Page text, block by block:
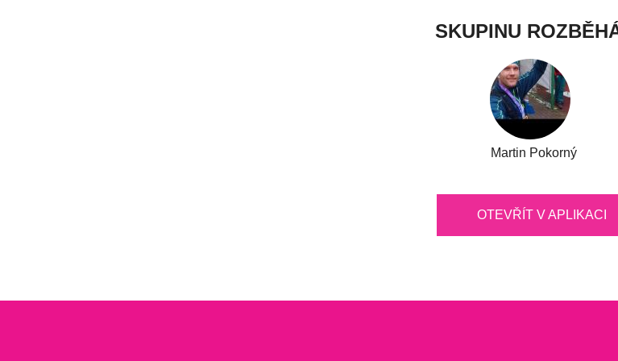
SKUPINU
Martin Pokorný
OTEVŘÍT V APLIKACI